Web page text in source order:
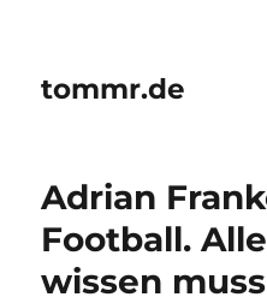
tommr.de
Adrian
Football.
wissen muss